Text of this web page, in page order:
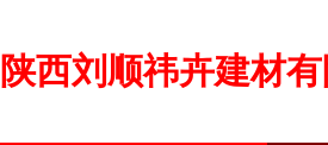
陕西刘顺祎卉建材有